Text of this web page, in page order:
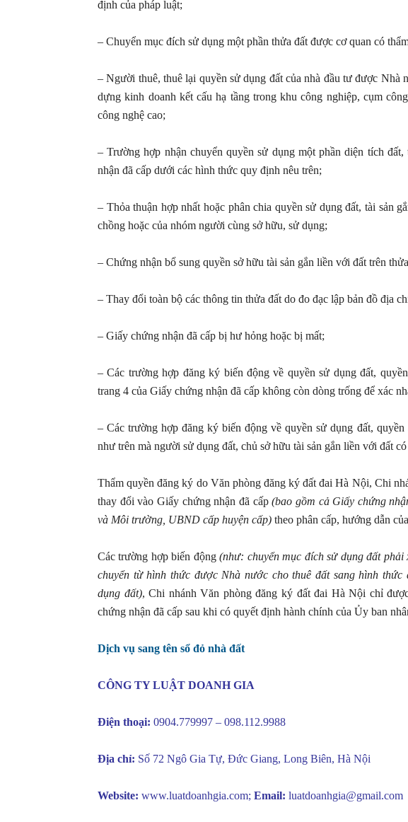
định của pháp luật;
– Chuyển mục đích sử dụng một phần thửa đất được cơ quan có
– Người thuê, thuê lại quyền sử dụng đất của nhà đầu tư được Nhà
dựng kinh doanh kết cấu hạ tầng trong khu công nghiệp, cụm
công nghệ cao;
– Trường hợp nhận chuyển quyền sử dụng một phần diện tích
nhận đã cấp dưới các hình thức quy định nêu trên;
– Thỏa thuận hợp nhất hoặc phân chia quyền sử dụng đất, tài sản
chồng hoặc của nhóm người cùng sở hữu, sử dụng;
– Chứng nhận bổ sung quyền sở hữu tài sản gắn liền với đất trên
– Thay đổi toàn bộ các thông tin thửa đất do đo đạc lập bản đồ địa
– Giấy chứng nhận đã cấp bị hư hỏng hoặc bị mất;
– Các trường hợp đăng ký biến động về quyền sử dụng đất,
trang 4 của Giấy chứng nhận đã cấp không còn dòng trống để xác
– Các trường hợp đăng ký biến động về quyền sử dụng đất,
như trên mà người sử dụng đất, chủ sở hữu tài sản gắn liền với đất
Thẩm quyền đăng ký do Văn phòng đăng ký đất đai Hà Nội, Chi
thay đổi vào Giấy chứng nhận đã cấp(bao gồm cả Giấy chứng
và Môi trường, UBND cấp huyện cấp) theo phân cấp, hướng dẫn
Các trường hợp biến động(như: chuyển mục đích sử dụng đất
chuyển từ hình thức được Nhà nước cho thuê đất sang hình
dụng đất), Chi nhánh Văn phòng đăng ký đất đai Hà Nội chỉ
chứng nhận đã cấp sau khi có quyết định hành chính của Ủy ban
Dịch vụ sang tên sổ đỏ nhà đất
CÔNG TY LUẬT DOANH GIA
Điện thoại: 0904.779997 – 098.112.9988
Địa chỉ: Số 72 Ngô Gia Tự, Đức Giang, Long Biên, Hà Nội
Website: www.luatdoanhgia.com; Email: luatdoanhgia@gmail.com